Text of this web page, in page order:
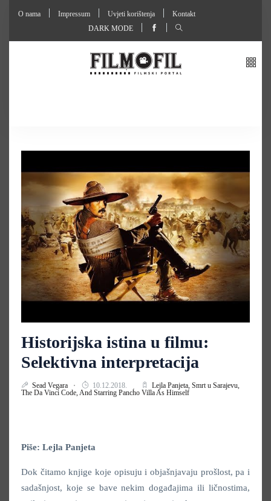
O nama Impressum Uvjeti korištenja
Kontakt
DARK MODE
Historijska istina u filmu:
Selektivna interpretacija
Sead Vegara 10.12.2018. Lejla Panjeta, Smrt u Sarajevu,
The Da Vinci Code, And Starring Pancho Villa As Himself
Piše: Lejla Panjeta
Dok čitamo knjige koje opisuju i objašnjavaju prošlost, pa i
sadašnjost, koje se bave nekim događajima ili ličnostima,